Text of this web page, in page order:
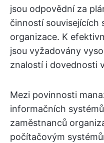
jsou odpovědní za
činností souvisejících
organizace. K
jsou vyžadovány
znalostí i dovednosti
Mezi povinnosti
informačních
zaměstnanců
počítačovým